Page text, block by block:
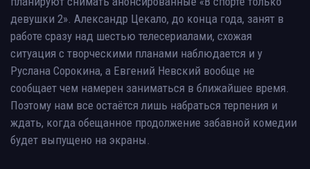
девушки 2». Александр Цекало, до конца года, занят в
работе сразу над шестью телесериалами, схожая
ситуация с творческими планами наблюдается и у
Руслана Сорокина, а Евгений Невский вообще не
сообщает чем намерен заниматься в ближайшее время.
Поэтому нам все остаётся лишь набраться терпения и
ждать, когда обещанное продолжение забавной комедии
будет выпущено на экраны.